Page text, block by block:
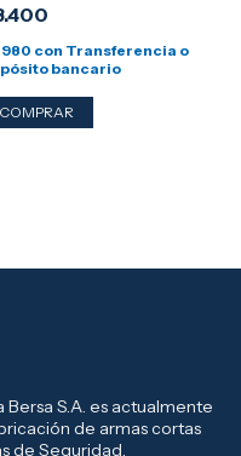
con Transferencia o
bancario
S.A. es actualmente
de armas cortas
de Seguridad,